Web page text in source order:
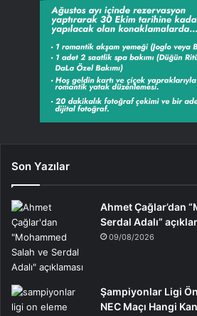
Son Yazılar
Ahmet Çağlar’dan
Serdal Adalı”
09/08/2026
Şampiyonlar Ligi
NEC Maçı Hangi